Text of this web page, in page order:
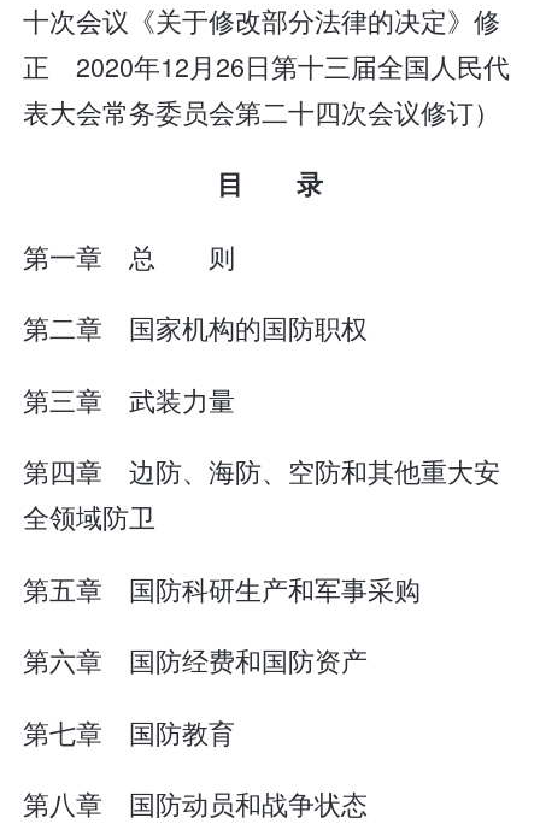
十次会议《关于修改部分法律的决定》修
正 2020年12月26日第十三届全国人民代
表大会常务委员会第二十四次会议修订）
目 录
第一章 总 则
第二章 国家机构的国防职权
第三章 武装力量
第四章 边防、海防、空防和其他重大安
全领域防卫
第五章 国防科研生产和军事采购
第六章 国防经费和国防资产
第七章 国防教育
第八章 国防动员和战争状态